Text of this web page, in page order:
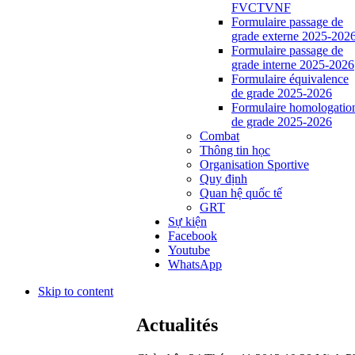
FVCTVNF
Formulaire passage de
grade externe 2025-
Formulaire passage de
grade interne 2025-2026
Formulaire équivalence
de grade 2025-2026
Formulaire
de grade 2025-2026
Combat
Thông tin học
Organisation Sportive
Quy định
Quan hệ quốc tế
GRT
Sự kiện
Facebook
Youtube
WhatsApp
Skip to content
Actualités